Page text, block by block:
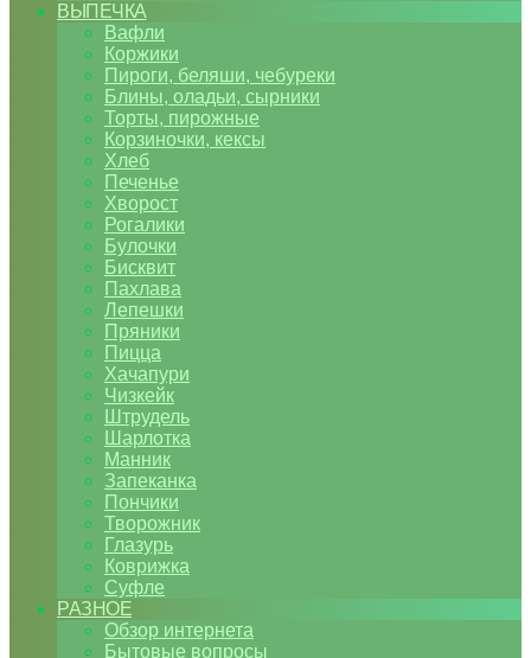
ВЫПЕЧКА
Вафли
Коржики
Пироги, беляши, чебуреки
Блины, оладьи, сырники
Торты, пирожные
Корзиночки, кексы
Хлеб
Печенье
Хворост
Рогалики
Булочки
Бисквит
Пахлава
Лепешки
Пряники
Пицца
Хачапури
Чизкейк
Штрудель
Шарлотка
Манник
Запеканка
Пончики
Творожник
Глазурь
Коврижка
Суфле
РАЗНОЕ
Обзор интернета
Бытовые вопросы